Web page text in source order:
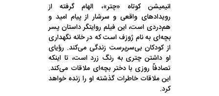
انیمیشن کوتاه «چتر»، الهام گرفته از
رویدادهای واقعی و سرشار از پیام امید و
هم‌دردی است، این فیلم روایتگر داستان پسر
بچه‌ای به نام ژوزف است که در خانه نگهداری
از کودکان بی‌سرپرست زندگی می‌کند. رؤیای
او داشتن چتری به رنگ زرد است، تا اینکه
تصادفاً روزی با دختر بچه‌ای ملاقات می‌کند.
این ملاقات خاطرات گذشته او را زنده خواهد
کرد.